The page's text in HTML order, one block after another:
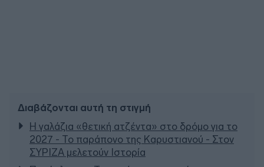
Διαβάζονται αυτή τη στιγμή
Η γαλάζια «θετική ατζέντα» στο δρόμο για το
2027 - Το παράπονο της Καρυστιανού - Στον
ΣΥΡΙΖΑ μελετούν Ιστορία